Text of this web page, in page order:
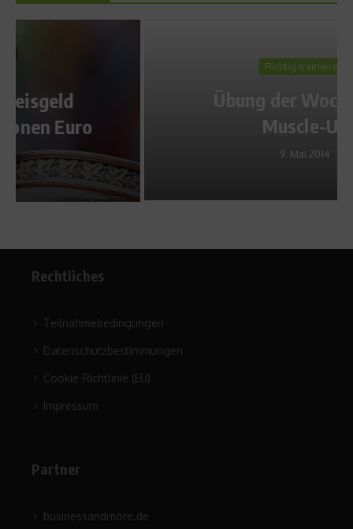
Rechtliches
Teilnahmebedingungen
Datenschutzbestimmungen
Cookie-Richtlinie (EU)
Impressum
Partner
businessandmore.de